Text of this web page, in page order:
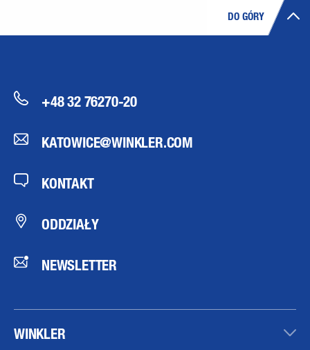
DO GÓRY
+48 32 76270-20
KATOWICE@WINKLER.COM
KONTAKT
ODDZIAŁY
NEWSLETTER
WINKLER